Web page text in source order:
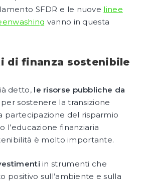
SFDR e le nuove linee
vanno in questa
di finanza sostenibile
detto, le risorse pubbliche da
sostenere la transizione
partecipazione del risparmio
l’educazione finanziaria
è molto importante.
in strumenti che
positivo sull’ambiente e sulla